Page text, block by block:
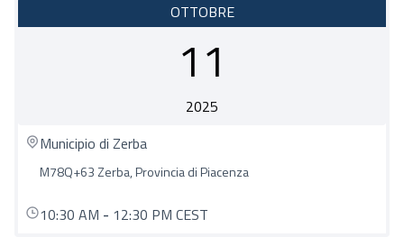
OTTOBRE
11
2025
Municipio di Zerba
M78Q+63 Zerba, Provincia di Piacenza
10:30 AM - 12:30 PM CEST